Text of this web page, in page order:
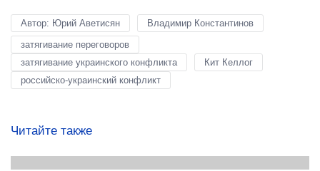
Автор: Юрий Аветисян
Владимир Константинов
затягивание переговоров
затягивание украинского конфликта
Кит Келлог
российско-украинский конфликт
Читайте также